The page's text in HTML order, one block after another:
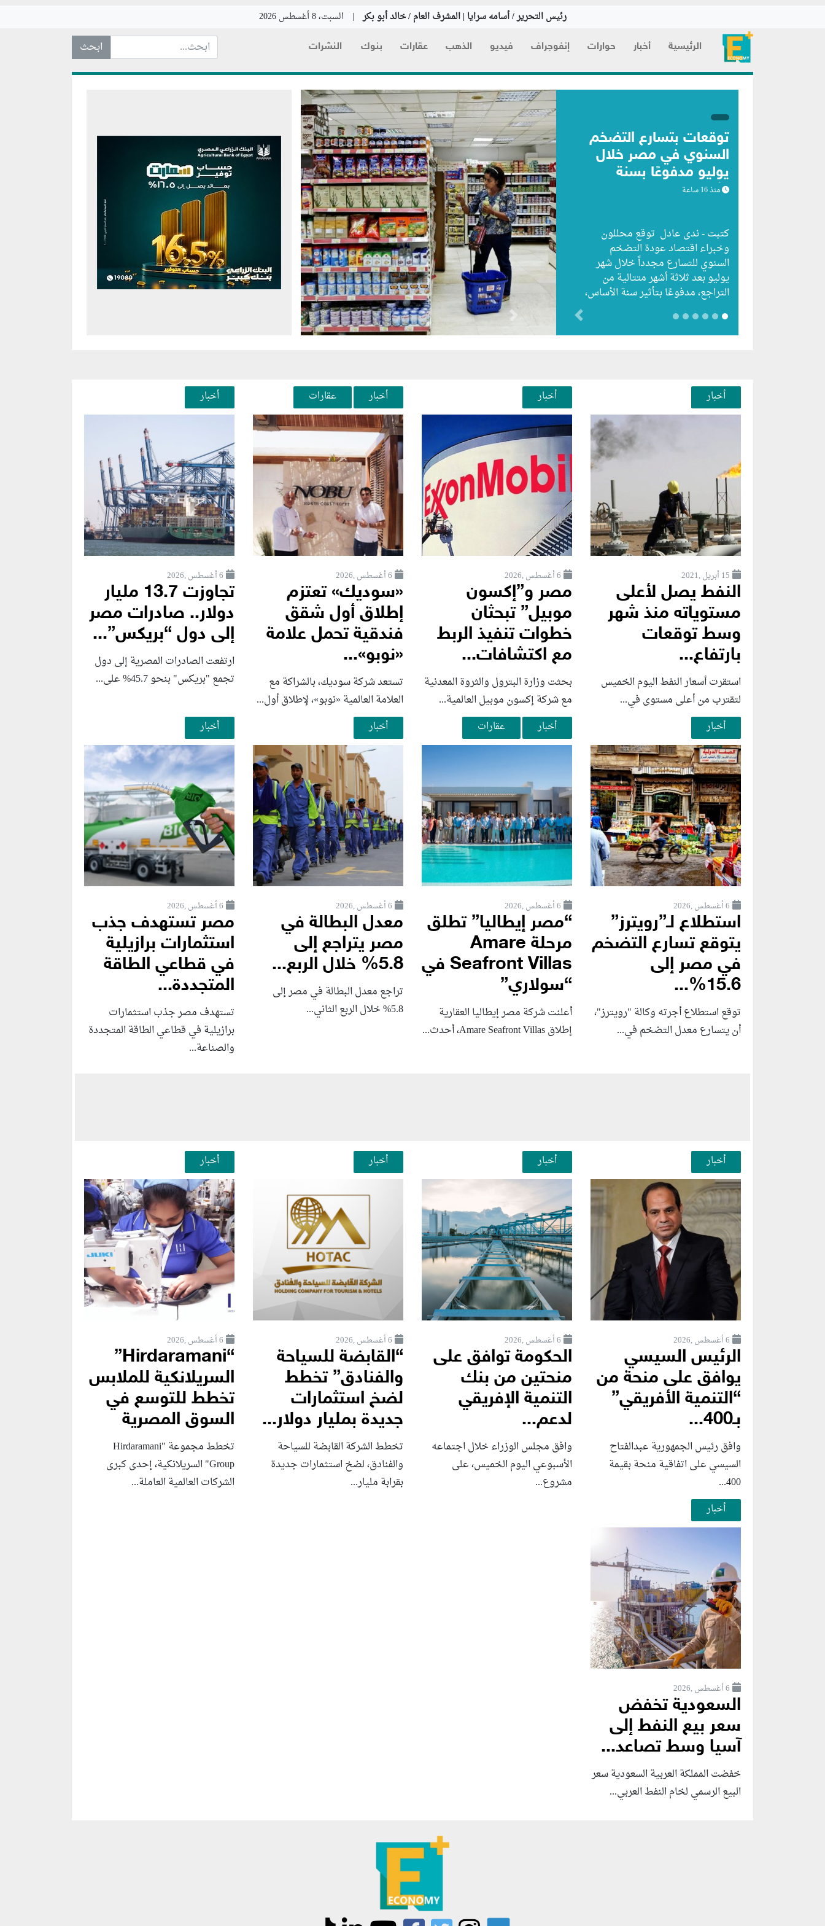
رئيس التحرير / أسامه سرايا | المشرف العام / خالد أبو بكر | السبت، 8 أغسطس 2026
الرئيسية أخبار حوارات إنفوجراف فيديو الذهب عقارات بنوك النشرات ابحث عن... :
توقعات بتسارع التضخم
السنوي في مصر خلال
يوليو مدفوعًا بسنة
الأساس
منذ 16 ساعة
كتبت - ندى عادل توقع محللون
وخبراء اقتصاد عودة التضخم
السنوي للتسارع مجدداً خلال شهر
يوليو بعد ثلاثة أشهر متتالية من
التراجع، مدفوعًا بتأثير سنة الأساس،
Next
أخبار
15 أبريل ,2021
النفط يصل لأعلى
مستوياته منذ شهر
وسط توقعات
بارتفاع...
استقرت أسعار النفط اليوم الخميس
لتقترب من أعلى مستوى في...
أخبار
6 أغسطس ,2026
مصر و”إكسون
موبيل” تبحثان
خطوات تنفيذ الربط
مع اكتشافات...
بحثت وزارة البترول والثروة المعدنية
مع شركة إكسون موبيل العالمية...
أخبار عقارات
6 أغسطس ,2026
«سوديك» تعتزم
إطلاق أول شقق
فندقية تحمل علامة
«نوبو»...
تستعد شركة سوديك، بالشراكة مع
العلامة العالمية «نوبو»، لإطلاق أول...
أخبار
6 أغسطس ,2026
تجاوزت 13.7 مليار
دولار.. صادرات مصر
إلى دول “بريكس”...
ارتفعت الصادرات المصرية إلى دول
تجمع "بريكس" بنحو 45.7% على...
أخبار
6 أغسطس ,2026
استطلاع لـ”رويترز”
يتوقع تسارع التضخم
في مصر إلى
15.6%...
توقع استطلاع أجرته وكالة "رويترز"،
أن يتسارع ‌معدل التضخم في...
أخبار عقارات
6 أغسطس ,2026
“مصر إيطاليا” تطلق
مرحلة Amare
Seafront Villas في
“سولاري”
أعلنت شركة مصر إيطاليا العقارية
إطلاق Amare Seafront Villas، أحدث...
أخبار
6 أغسطس ,2026
معدل البطالة في
مصر يتراجع إلى
5.8% خلال الربع...
تراجع معدل البطالة في مصر إلى
5.8% خلال الربع الثاني...
أخبار
6 أغسطس ,2026
مصر تستهدف جذب
استثمارات برازيلية
في قطاعي الطاقة
المتجددة...
تستهدف مصر جذب استثمارات
برازيلية في قطاعي الطاقة المتجددة
والصناعة...
أخبار
6 أغسطس ,2026
الرئيس السيسي
يوافق على منحة من
“التنمية الأفريقي”
بـ400...
وافق رئيس الجمهورية عبدالفتاح
السيسي على اتفاقية منحة بقيمة
400...
أخبار
6 أغسطس ,2026
الحكومة توافق على
منحتين من بنك
التنمية الإفريقي
لدعم...
وافق مجلس الوزراء خلال اجتماعه
الأسبوعي اليوم الخميس، على
مشروع...
أخبار
6 أغسطس ,2026
“القابضة للسياحة
والفنادق” تخطط
لضخ استثمارات
جديدة بمليار دولار...
تخطط الشركة القابضة للسياحة
والفنادق، لضخ استثمارات جديدة
بقرابة مليار...
أخبار
6 أغسطس ,2026
“Hirdaramani”
السريلانكية للملابس
تخطط للتوسع في
السوق المصرية
تخطط مجموعة "Hirdaramani
Group" السريلانكية، إحدى كبرى
الشركات العالمية العاملة...
أخبار
6 أغسطس ,2026
السعودية تخفض
سعر بيع النفط إلى
آسيا وسط تصاعد...
خفضت المملكة العربية السعودية سعر
البيع الرسمي لخام النفط العربي...